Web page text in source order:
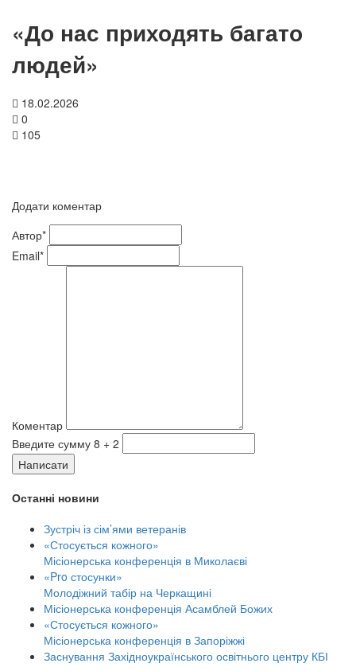
«До нас приходять багато
людей»
18.02.2026
0
105
Додати коментар
Автор*
Email*
Коментар
Введите сумму 8 + 2
Написати
Останні новини
Зустріч із сім’ями ветеранів
«Стосується кожного»
Місіонерська конференція в Миколаєві
«Pro стосунки»
Молодіжний табір на Черкащині
Місіонерська конференція Асамблей Божих
«Стосується кожного»
Місіонерська конференція в Запоріжжі
Заснування Західноукраїнського освітнього центру КБІ